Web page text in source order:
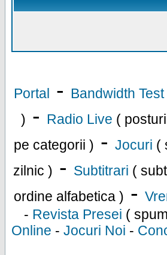
Portal - Bandwidth Test
) - Radio Live (
pe categorii ) - Jocuri (
zilnic ) - Subtitrari (
ordine alfabetica ) -
- Revista Presei (
Online - Jocuri Noi -